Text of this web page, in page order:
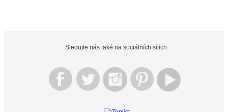
Sledujte nás také na sociálních sítích: